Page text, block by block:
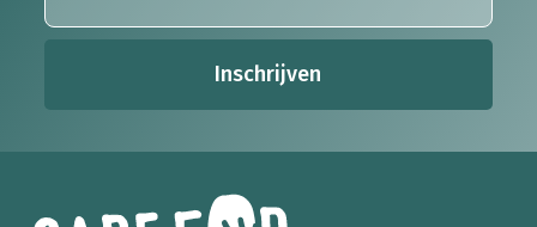
Inschrijven